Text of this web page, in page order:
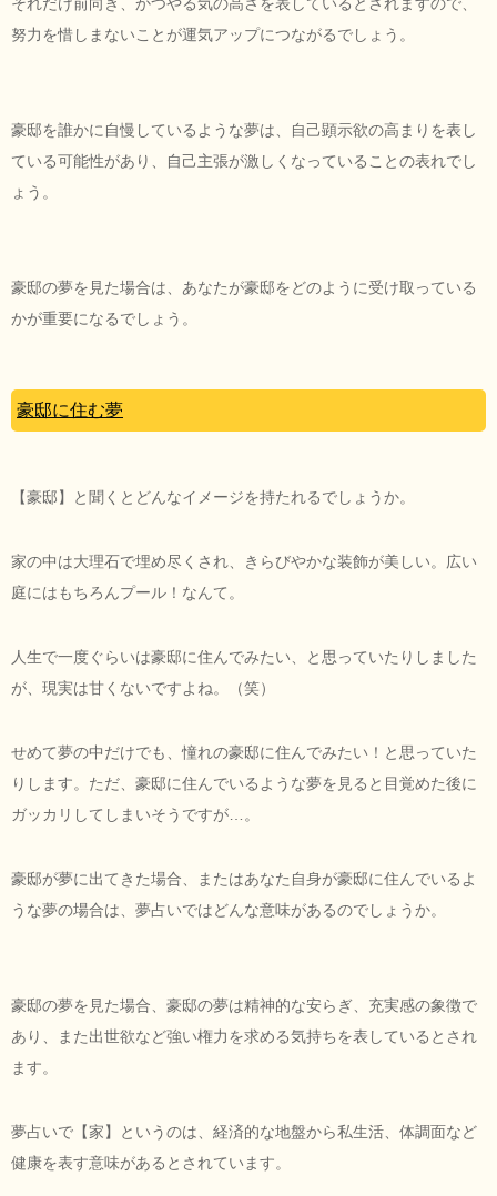
努力を惜しまないことが運気アップにつながるでしょう。
豪邸を誰かに自慢しているような夢は、自己顕示欲の高まりを表し
ている可能性があり、自己主張が激しくなっていることの表れでし
ょう。
豪邸の夢を見た場合は、あなたが豪邸をどのように受け取っている
かが重要になるでしょう。
豪邸に住む夢
【豪邸】と聞くとどんなイメージを持たれるでしょうか。
家の中は大理石で埋め尽くされ、きらびやかな装飾が美しい。広い
庭にはもちろんプール！なんて。
人生で一度ぐらいは豪邸に住んでみたい、と思っていたりしました
が、現実は甘くないですよね。（笑）
せめて夢の中だけでも、憧れの豪邸に住んでみたい！と思っていた
りします。ただ、豪邸に住んでいるような夢を見ると目覚めた後に
ガッカリしてしまいそうですが…。
豪邸が夢に出てきた場合、またはあなた自身が豪邸に住んでいるよ
うな夢の場合は、夢占いではどんな意味があるのでしょうか。
豪邸の夢を見た場合、豪邸の夢は精神的な安らぎ、充実感の象徴で
あり、また出世欲など強い権力を求める気持ちを表しているとされ
ます。
夢占いで【家】というのは、経済的な地盤から私生活、体調面など
健康を表す意味があるとされています。